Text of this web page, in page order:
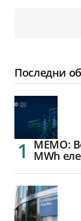
Последни
МЕМО:
MWh